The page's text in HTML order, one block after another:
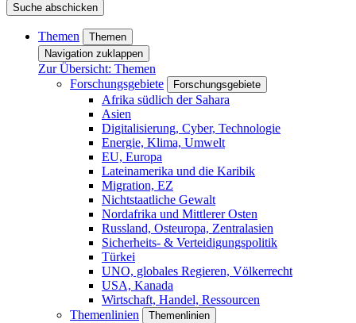
Suche abschicken
Themen
Themen
Navigation zuklappen
Zur Übersicht: Themen
Forschungsgebiete
Forschungsgebiete
Afrika südlich der Sahara
Asien
Digitalisierung, Cyber, Technologie
Energie, Klima, Umwelt
EU, Europa
Lateinamerika und die Karibik
Migration, EZ
Nichtstaatliche Gewalt
Nordafrika und Mittlerer Osten
Russland, Osteuropa, Zentralasien
Sicherheits- & Verteidigungspolitik
Türkei
UNO, globales Regieren, Völkerrecht
USA, Kanada
Wirtschaft, Handel, Ressourcen
Themenlinien
Themenlinien